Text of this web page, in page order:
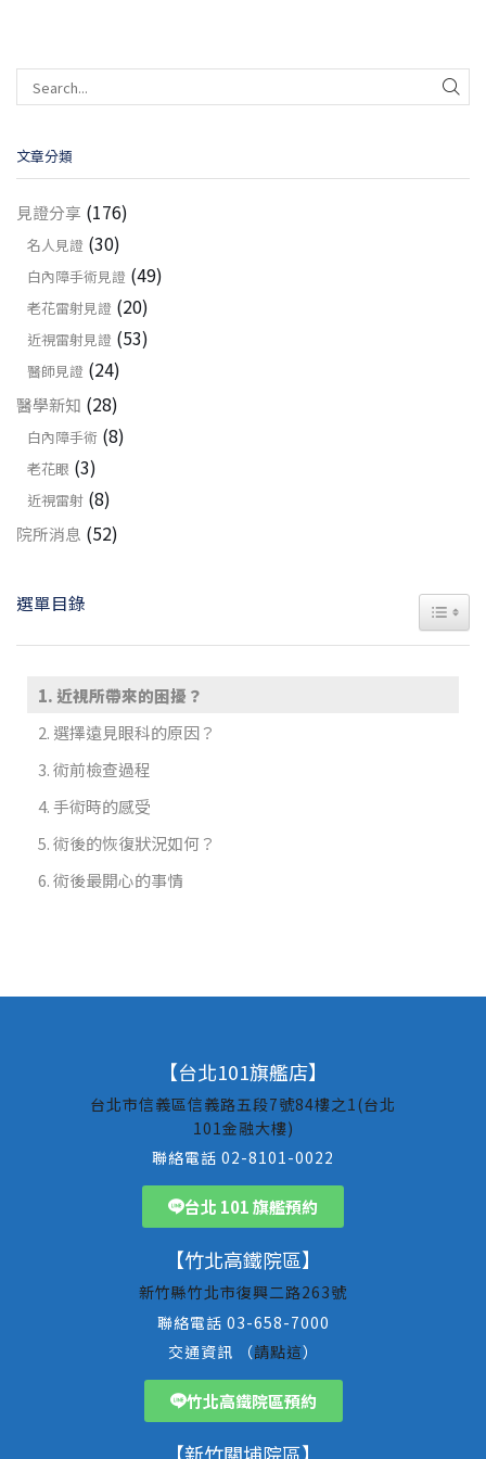
文章分類
見證分享 (176)
名人見證 (30)
白內障手術見證 (49)
老花雷射見證 (20)
近視雷射見證 (53)
醫師見證 (24)
醫學新知 (28)
白內障手術 (8)
老花眼 (3)
近視雷射 (8)
院所消息 (52)
選單目錄
近視所帶來的困擾？
選擇遠見眼科的原因？
術前檢查過程
手術時的感受
術後的恢復狀況如何？
術後最開心的事情
【台北101旗艦店】
台北市信義區信義路五段7號84樓之1(台北
101金融大樓)
聯絡電話 02-8101-0022
台北 101 旗艦預約
【竹北高鐵院區】
新竹縣竹北市復興二路263號
聯絡電話 03-658-7000
交通資訊 （請點這）
竹北高鐵院區預約